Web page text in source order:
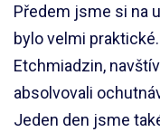
Předem jsme si na
bylo velmi
Etchmiadzin,
absolvovali
Jeden den jsme